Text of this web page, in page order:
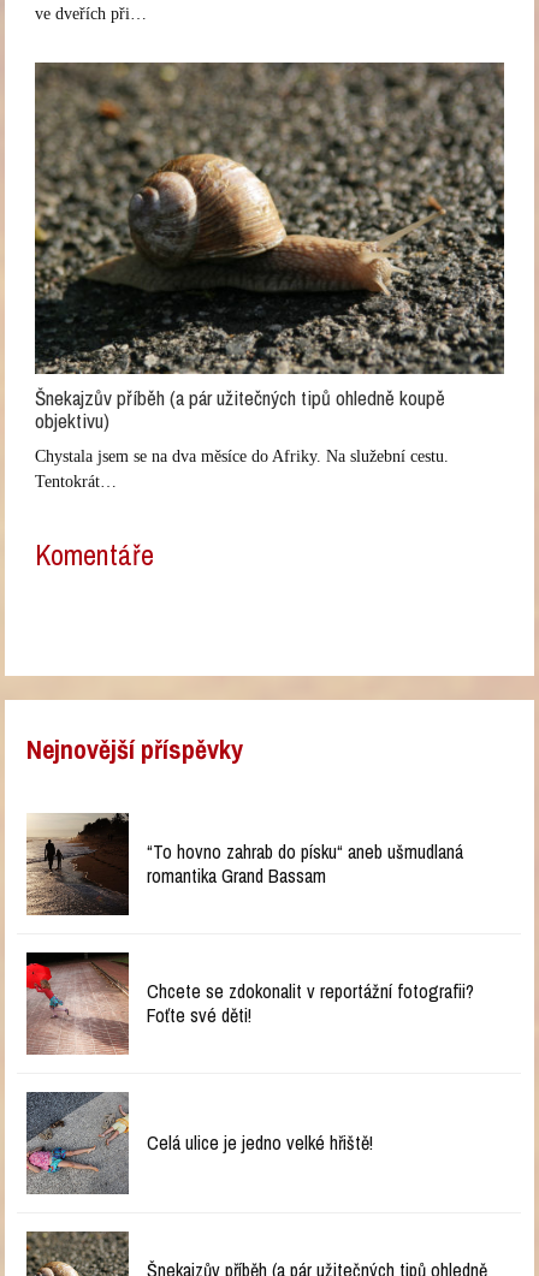
ve dveřích při…
Šnekajzův příběh (a pár užitečných tipů ohledně koupě
objektivu)
Chystala jsem se na dva měsíce do Afriky. Na služební cestu.
Tentokrát…
Komentáře
Nejnovější příspěvky
“To hovno zahrab do písku“ aneb ušmudlaná
romantika Grand Bassam
Chcete se zdokonalit v reportážní fotografii?
Foťte své děti!
Celá ulice je jedno velké hřiště!
Šnekajzův příběh (a pár užitečných tipů ohledně